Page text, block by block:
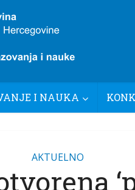
I NAUKA
AKTUELNO